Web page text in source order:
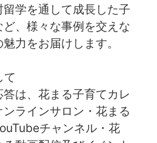
学を通して成長した子
、様々な事例を交えな
力をお届けします。
は、花まる子育てカレ
ラインサロン・花まる
チャンネル・花